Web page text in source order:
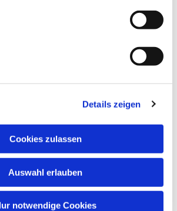
Details zeigen
Cookies zulassen
Auswahl erlauben
notwendige Cookies